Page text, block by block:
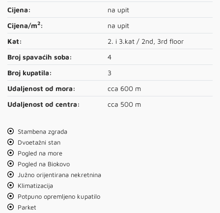
Cijena:
na upit
Cijena/m2:
na upit
Kat:
2. i 3.kat / 2nd, 3rd floor
Broj spavaćih soba:
4
Broj kupatila:
3
Udaljenost od mora:
cca 600 m
Udaljenost od centra:
cca 500 m
Stambena zgrada
Dvoetažni stan
Pogled na more
Pogled na Biokovo
Južno orijentirana nekretnina
Klimatizacija
Potpuno opremljeno kupatilo
Parket